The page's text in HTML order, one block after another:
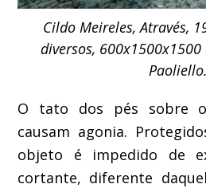
Cildo Meireles, Através,
diversos,
Paoliello.
O tato dos pés sobre
causam agonia.
objeto é impedido de
cortante, diferente